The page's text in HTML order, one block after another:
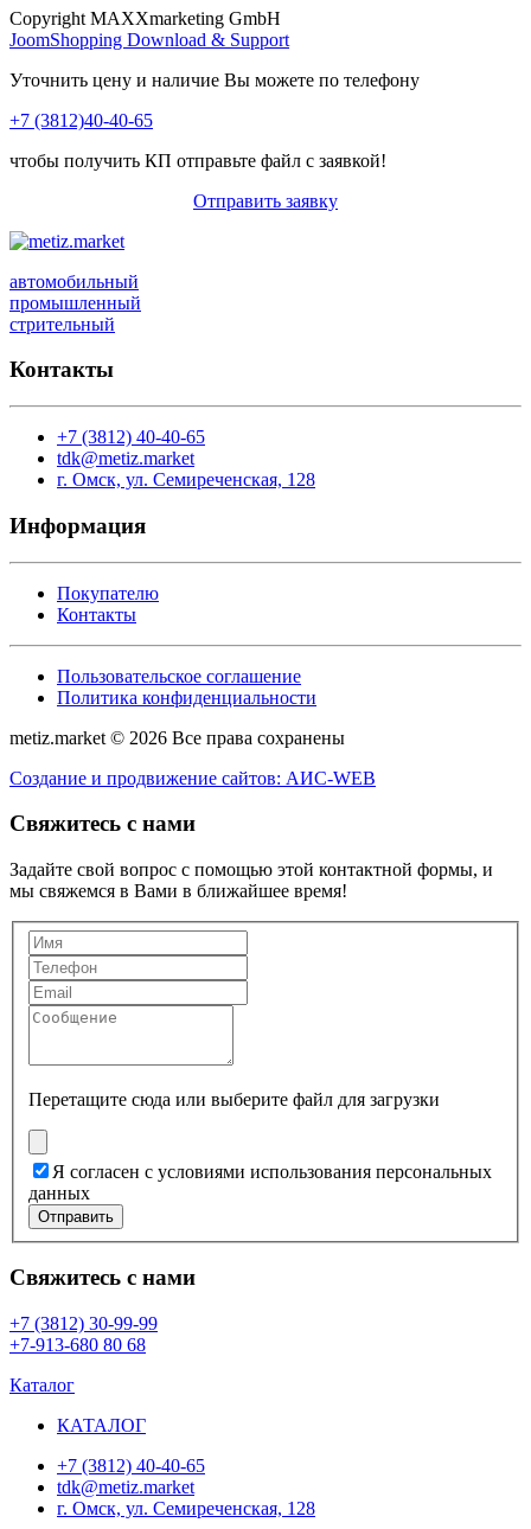
Copyright MAXXmarketing GmbH
JoomShopping Download & Support
Уточнить цену и наличие Вы можете по телефону
+7 (3812)40-40-65
чтобы получить КП отправьте файл с заявкой!
Отправить заявку
автомобильный
промышленный
стрительный
Контакты
+7 (3812) 40-40-65
tdk@metiz.market
г. Омск, ул. Семиреченская, 128
Информация
Покупателю
Контакты
Пользовательское соглашение
Политика конфиденциальности
metiz.market © 2026 Все права сохранены
Создание и продвижение сайтов: АИС-WEB
Свяжитесь с нами
Задайте свой вопрос с помощью этой контактной формы, и
мы свяжемся в Вами в ближайшее время!
Перетащите сюда или выберите файл для загрузки
Я согласен с условиями использования персональных
данных
Отправить
Свяжитесь с нами
+7 (3812) 30-99-99
+7-913-680 80 68
Каталог
КАТАЛОГ
+7 (3812) 40-40-65
tdk@metiz.market
г. Омск, ул. Семиреченская, 128